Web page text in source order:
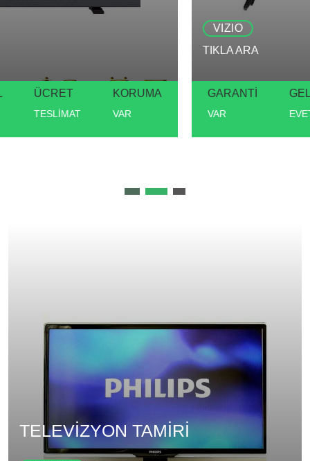
GARANTİ
VAR
GEL AL
EVET TESLİMAT
KORUMA
TELEVİZYON TAMİRİ